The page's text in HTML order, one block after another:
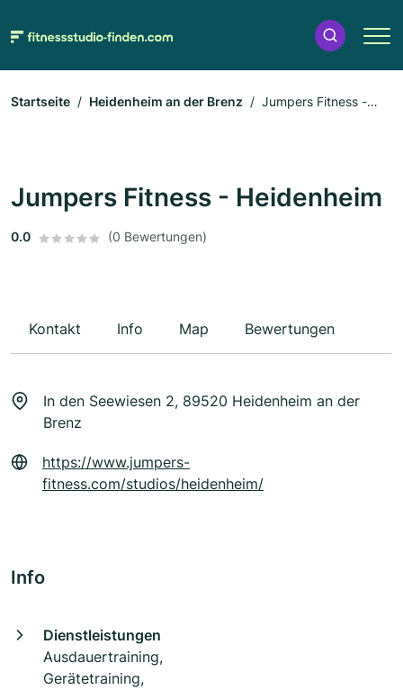
Startseite Heidenheim an der Brenz
Jumpers Fitness -
Jumpers Fitness - Heidenheim
0.0 (0 Bewertungen)
Kontakt Info Map Bewertungen
In den Seewiesen 2, 89520 Heidenheim an der
Brenz
https://www.jumpers-
fitness.com/studios/heidenheim/
Info
Dienstleistungen
Ausdauertraining,
Gerätetraining,